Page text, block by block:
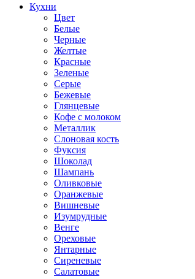
Кухни
Цвет
Белые
Черные
Желтые
Красные
Зеленые
Серые
Бежевые
Глянцевые
Кофе с молоком
Металлик
Слоновая кость
Фуксия
Шоколад
Шампань
Оливковые
Оранжевые
Вишневые
Изумрудные
Венге
Ореховые
Янтарные
Сиреневые
Салатовые